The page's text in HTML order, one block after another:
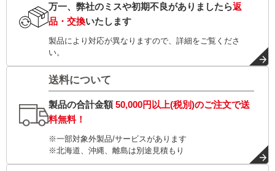
万一、弊社のミスや初期不良がありましたら返
品・交換いたします
製品により対応が異なりますので、詳細をご覧くださ
い。
送料について
製品の合計金額50,000円以上(税別)のご注文で送
料無料！
※一部対象外製品/サービスがあります
※北海道、沖縄、離島は別途見積もり